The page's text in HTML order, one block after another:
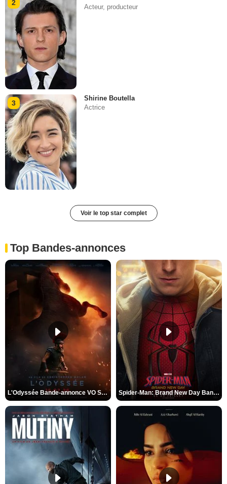
2
Acteur, producteur
3
Shirine Boutella
Actrice
Voir le top star complet
Top Bandes-annonces
L'Odyssée Bande-annonce VO STFR Spider-Man: Brand New Day Bande-annonce VO STFR